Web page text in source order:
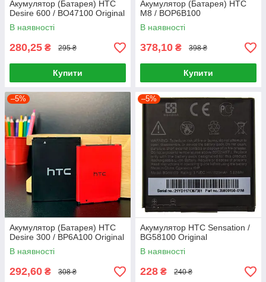
Акумулятор (Батарея) HTC
Desire 600 / BO47100 Original
В наявності
280,25 ₴ 295 ₴
Купити
Акумулятор (Батарея) HTC
M8 / BOP6B100
В наявності
378,10 ₴ 398 ₴
Купити
–5%
Акумулятор (Батарея) HTC
Desire 300 / BP6A100 Original
В наявності
292,60 ₴ 308 ₴
–5%
Акумулятор HTC Sensation /
BG58100 Original
В наявності
228 ₴ 240 ₴